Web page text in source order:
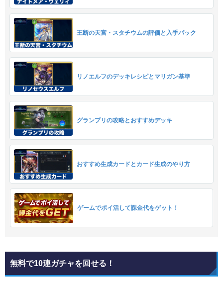
王断の天宮・スタチウムの評価と入手パック
リノエルフのデッキレシピとマリガン基準
グランプリの攻略とおすすめデッキ
おすすめ生成カードとカード生成のやり方
ゲームでポイ活して課金代をゲット！
無料で10連ガチャを回せる！